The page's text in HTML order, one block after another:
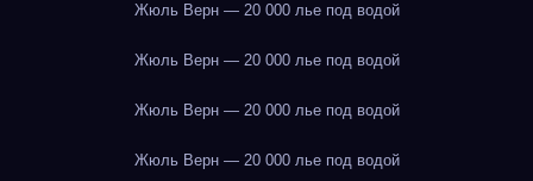
Жюль Верн — 20 000 лье под водой
Жюль Верн — 20 000 лье под водой
Жюль Верн — 20 000 лье под водой
Жюль Верн — 20 000 лье под водой